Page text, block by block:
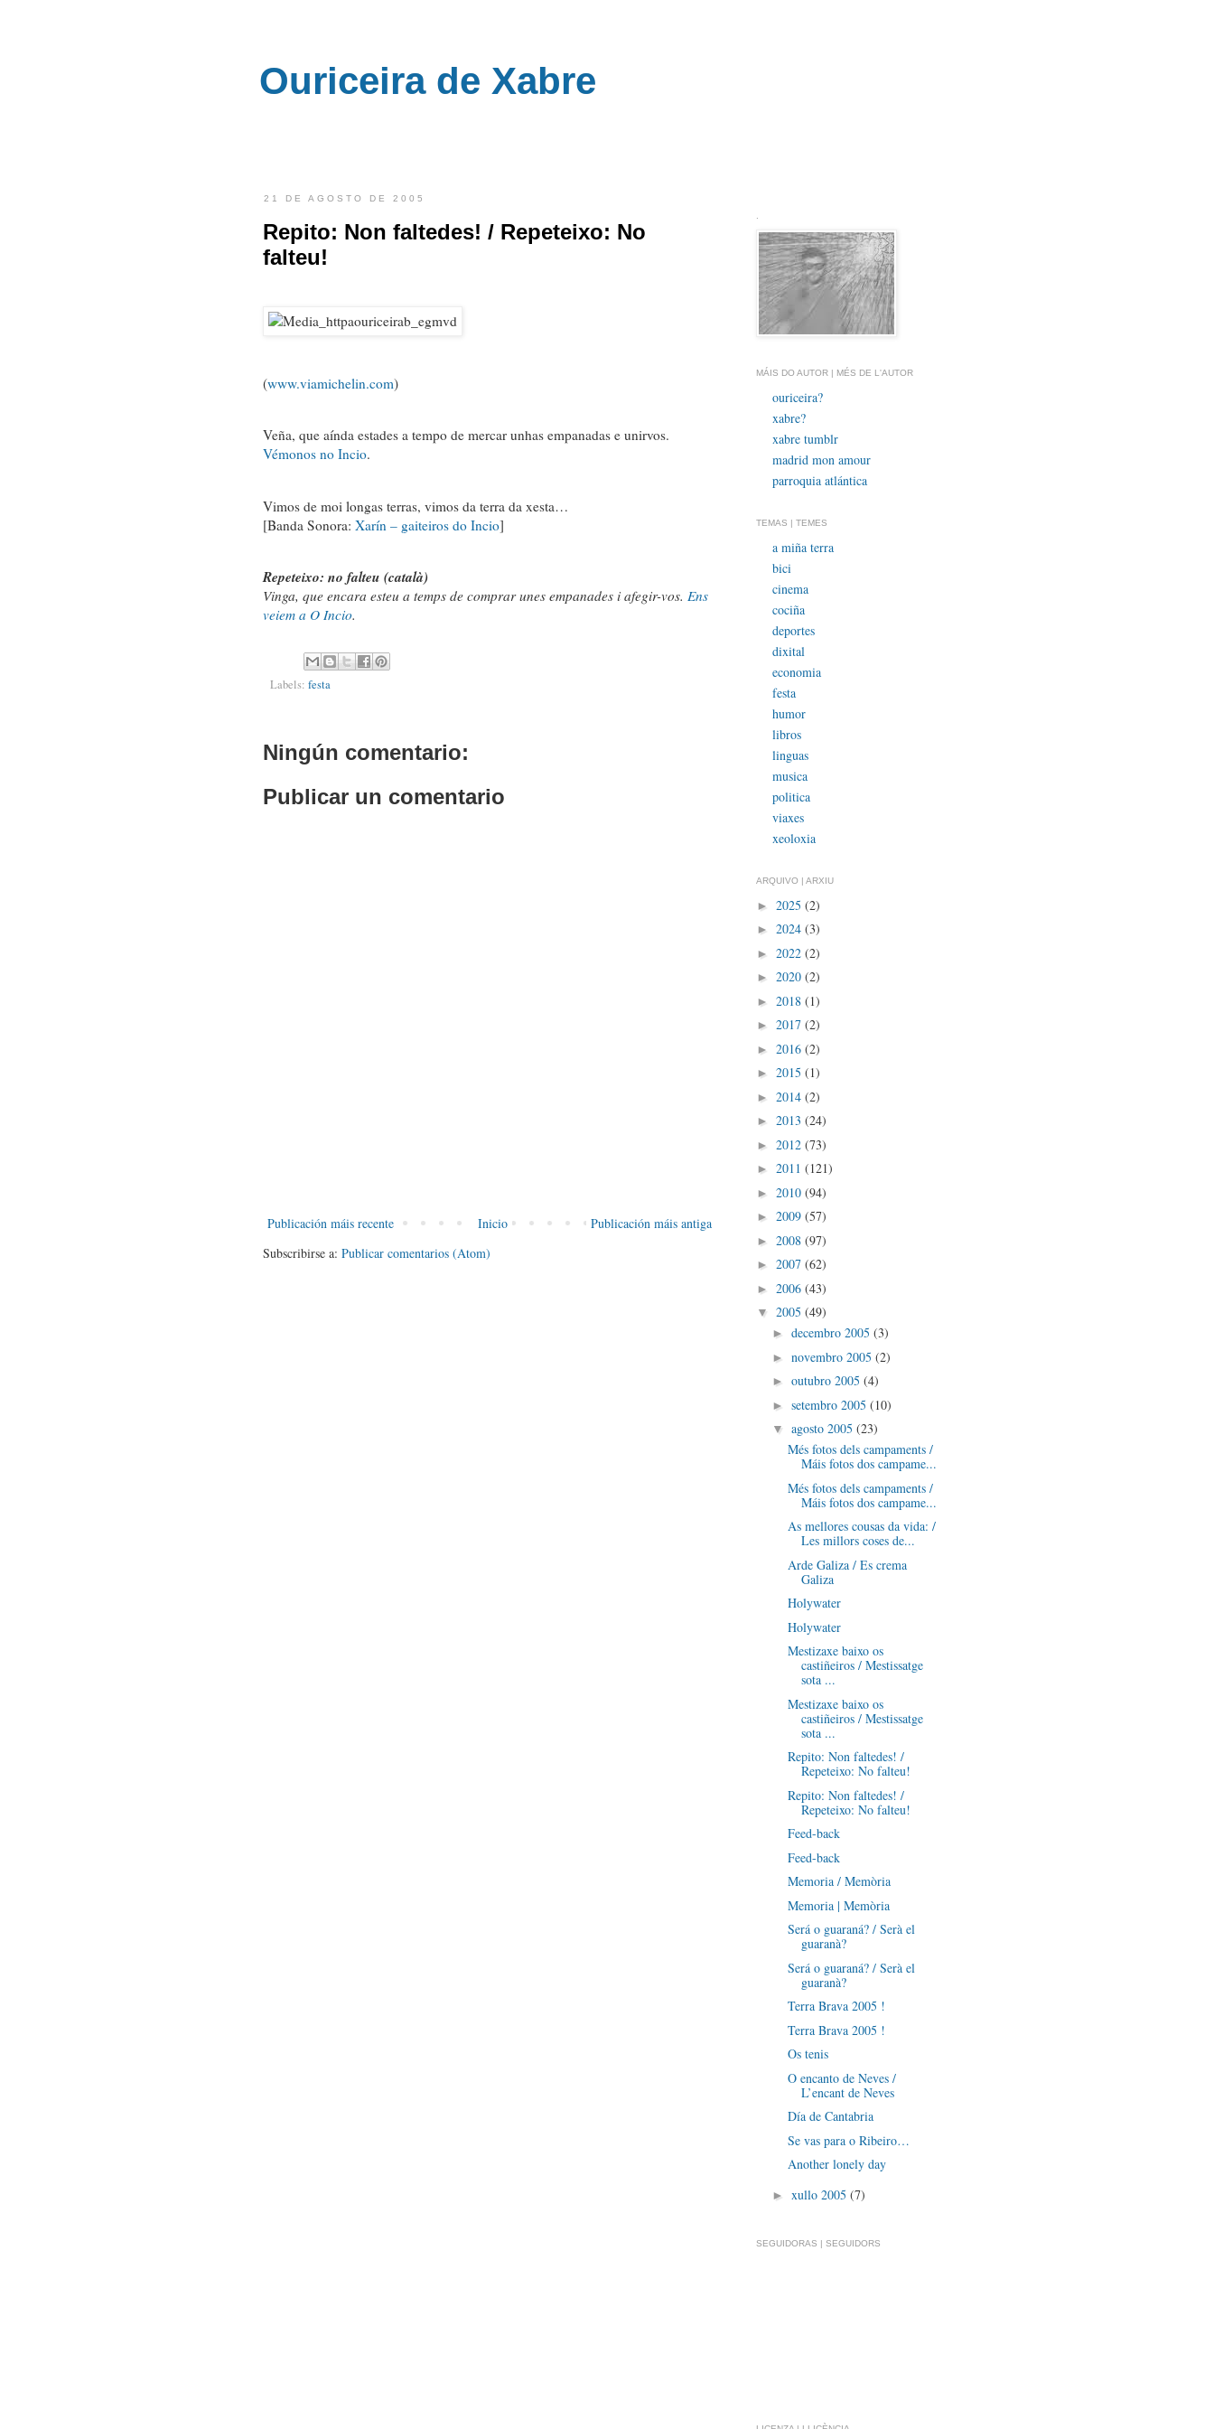
Ouriceira de Xabre
21 DE AGOSTO DE 2005
Repito: Non faltedes! / Repeteixo: No
falteu!
(www.viamichelin.com)
Veña, que aínda estades a tempo de mercar unhas empanadas e unirvos.
Vémonos no Incio.
Vimos de moi longas terras, vimos da terra da xesta…
[Banda Sonora: Xarín – gaiteiros do Incio]
Repeteixo: no falteu (català)
Vinga, que encara esteu a temps de comprar unes empanades i afegir-vos. Ens
veiem a O Incio.
Labels: festa
Ningún comentario:
Publicar un comentario
Publicación máis recente Publicación máis antiga
Inicio
Subscribirse a: Publicar comentarios (Atom)
MÁIS DO AUTOR | MÉS DE L'AUTOR
ouriceira?
xabre?
xabre tumblr
madrid mon amour
parroquia atlántica
TEMAS | TEMES
a miña terra
bici
cinema
cociña
deportes
dixital
economia
festa
humor
libros
linguas
musica
politica
viaxes
xeoloxia
ARQUIVO | ARXIU
► 2025 (2)
► 2024 (3)
► 2022 (2)
► 2020 (2)
► 2018 (1)
► 2017 (2)
► 2016 (2)
► 2015 (1)
► 2014 (2)
► 2013 (24)
► 2012 (73)
► 2011 (121)
► 2010 (94)
► 2009 (57)
► 2008 (97)
► 2007 (62)
► 2006 (43)
▼ 2005 (49)
► decembro 2005 (3)
► novembro 2005 (2)
► outubro 2005 (4)
► setembro 2005 (10)
▼ agosto 2005 (23)
Més fotos dels campaments /
Máis fotos dos campame...
Més fotos dels campaments /
Máis fotos dos campame...
As mellores cousas da vida: /
Les millors coses de...
Arde Galiza / Es crema
Galiza
Holywater
Holywater
Mestizaxe baixo os
castiñeiros / Mestissatge
sota ...
Mestizaxe baixo os
castiñeiros / Mestissatge
sota ...
Repito: Non faltedes! /
Repeteixo: No falteu!
Repito: Non faltedes! /
Repeteixo: No falteu!
Feed-back
Feed-back
Memoria / Memòria
Memoria | Memòria
Será o guaraná? / Serà el
guaranà?
Será o guaraná? / Serà el
guaranà?
Terra Brava 2005 !
Terra Brava 2005 !
Os tenis
O encanto de Neves /
L’encant de Neves
Día de Cantabria
Se vas para o Ribeiro…
Another lonely day
► xullo 2005 (7)
SEGUIDORAS | SEGUIDORS